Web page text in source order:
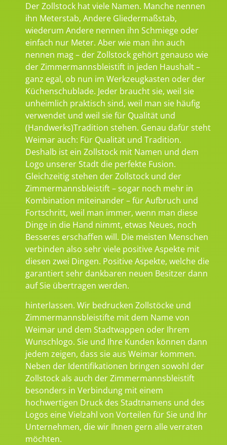
Der Zollstock hat viele Namen. Manche nennen
ihn Meterstab, Andere Gliedermaßstab,
wiederum Andere nennen ihn Schmiege oder
einfach nur Meter. Aber wie man ihn auch
nennen mag – der Zollstock gehört genauso wie
der Zimmermannsbleistift in jeden Haushalt –
ganz egal, ob nun im Werkzeugkasten oder der
Küchenschublade. Jeder braucht sie, weil sie
unheimlich praktisch sind, weil man sie häufig
verwendet und weil sie für Qualität und
(Handwerks)Tradition stehen. Genau dafür steht
Weimar auch: Für Qualität und Tradition.
Deshalb ist ein Zollstock mit Namen und dem
Logo unserer Stadt die perfekte Fusion.
Gleichzeitig stehen der Zollstock und der
Zimmermannsbleistift – sogar noch mehr in
Kombination miteinander – für Aufbruch und
Fortschritt, weil man immer, wenn man diese
Dinge in die Hand nimmt, etwas Neues, noch
Besseres erschaffen will. Die meisten Menschen
verbinden also sehr viele positive Aspekte mit
diesen zwei Dingen. Positive Aspekte, welche die
garantiert sehr dankbaren neuen Besitzer dann
auf Sie übertragen werden.
hinterlassen. Wir bedrucken Zollstöcke und
Zimmermannsbleistifte mit dem Name von
Weimar und dem Stadtwappen oder Ihrem
Wunschlogo. Sie und Ihre Kunden können dann
jedem zeigen, dass sie aus Weimar kommen.
Neben der Identifikationen bringen sowohl der
Zollstock als auch der Zimmermannsbleistift
besonders in Verbindung mit einem
hochwertigen Druck des Stadtnamens und des
Logos eine Vielzahl von Vorteilen für Sie und Ihr
Unternehmen, die wir Ihnen gern alle verraten
möchten.